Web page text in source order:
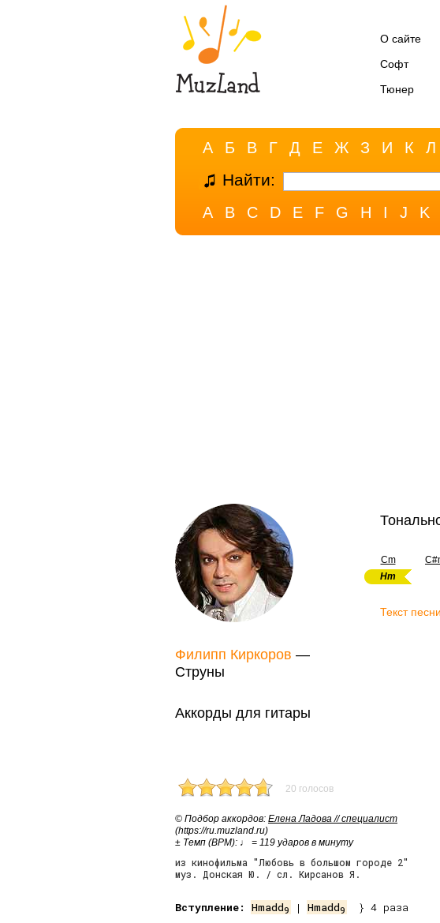
О сайте
Софт
Тюнер
А Б В Г Д Е Ж З И К Л
Найти:
A B C D E F G H I J K
Филипп Киркоров —
Струны
Cm
Hm
Текст песни
Аккорды для гитары
20 голосов
© Подбор аккордов: Елена Ладова // специалист
(https://ru.muzland.ru)
± Темп (BPM): ♩ = 119 ударов в минуту
из кинофильма "Любовь в большом городе 2"
муз. Донская Ю. / сл. Кирсанов Я.
Вступление: Hmadd9 | Hmadd9
  } 4 раза